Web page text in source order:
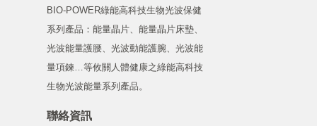
BIO-POWER綠能高科技生物光波保健
系列產品：能量晶片、能量晶片床墊、
光波能量護腰、光波動能護腕、光波能
量項鍊…等攸關人體健康之綠能高科技
生物光波能量系列產品。
聯絡資訊